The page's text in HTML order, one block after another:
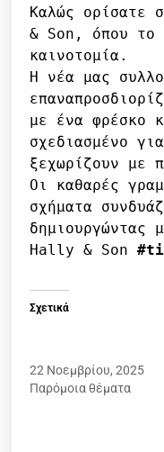
Καλώς ορίσατε
& Son, όπου το
καινοτομία.
Η νέα μας
με ένα φρέσκο
σχεδιασμένο
ξεχωρίζουν με
Οι καθαρές
σχήματα
δημιουργώντας
Hally & Son #
Σχετικά
22 Νοεμβρίου, 2025
Παρόμοια θέματα